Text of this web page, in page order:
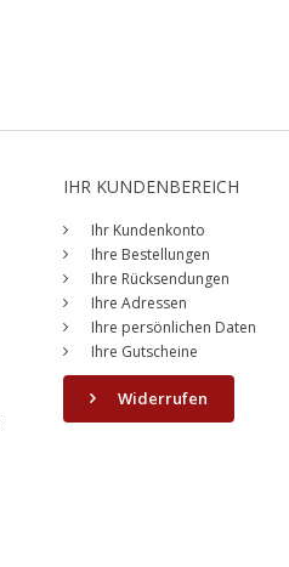
IHR KUNDENBEREICH
Ihr Kundenkonto
Ihre Bestellungen
Ihre Rücksendungen
Ihre Adressen
Ihre persönlichen Daten
Ihre Gutscheine
Widerrufen